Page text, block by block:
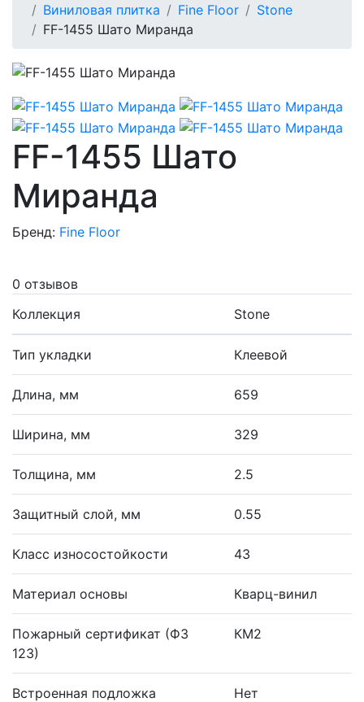
Виниловая плитка Fine Floor
Stone
FF-1455 Шато Миранда
FF-1455 Шато
Миранда
Бренд: Fine Floor
0 отзывов
Коллекция
Stone
Тип укладки Клеевой
Длина, мм 659
Ширина, мм 329
Толщина, мм 2.5
Защитный слой, мм 0.55
Класс износостойкости 43
Материал основы Кварц-винил
Пожарный сертификат (ФЗ
123)
КМ2
Встроенная подложка Нет